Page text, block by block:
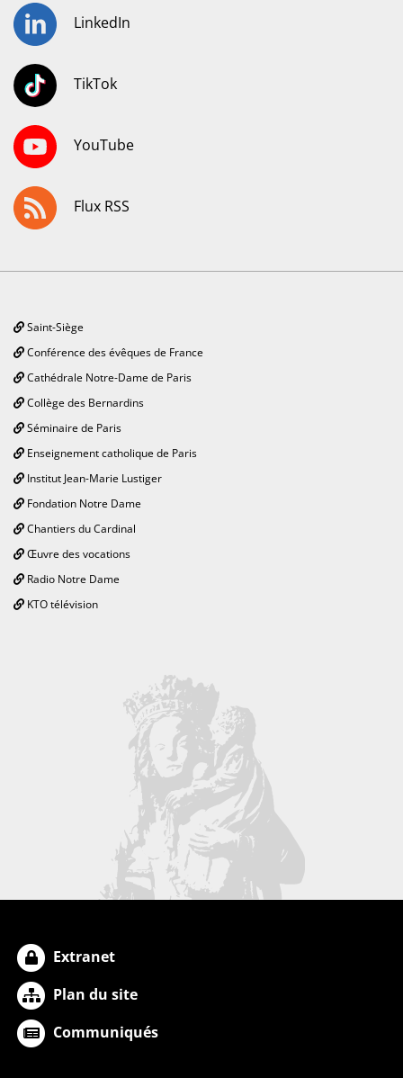
LinkedIn
TikTok
YouTube
Flux RSS
Saint-Siège
Conférence des évêques de France
Cathédrale Notre-Dame de Paris
Collège des Bernardins
Séminaire de Paris
Enseignement catholique de Paris
Institut Jean-Marie Lustiger
Fondation Notre Dame
Chantiers du Cardinal
Œuvre des vocations
Radio Notre Dame
KTO télévision
Extranet
Plan du site
Communiqués